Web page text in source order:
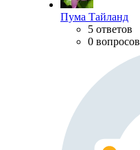
Пума Тайланд
5 ответов
0 вопросов